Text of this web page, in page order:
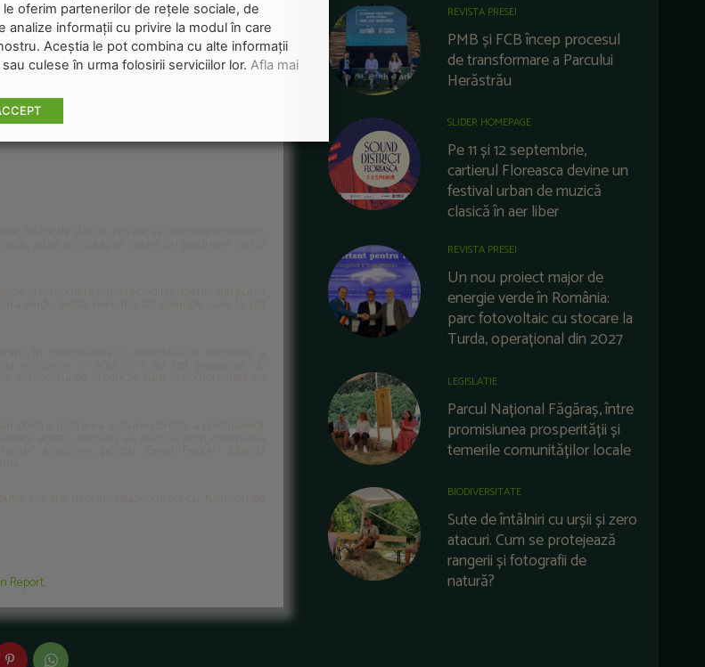
Report.
REVISTA PRESEI
PMB și FCB încep procesul
de transformare a Parcului
Herăstrău
SLIDER HOMEPAGE
Pe 11 și 12 septembrie,
cartierul Floreasca devine un
festival urban de muzică
clasică în aer liber
REVISTA PRESEI
Un nou proiect major de
energie verde în România:
parc fotovoltaic cu stocare la
Turda, operațional din 2027
LEGISLATIE
Parcul Național Făgăraș, între
promisiunea prosperității și
temerile comunităților locale
BIODIVERSITATE
Sute de întâlniri cu urșii și zero
atacuri. Cum se protejează
rangerii și fotografii de
natură?
oferim partenerilor de rețele sociale, de
analize informații cu privire la modul în care
Aceștia le pot combina cu alte informații
culese în urma folosirii serviciilor lor. Afla mai